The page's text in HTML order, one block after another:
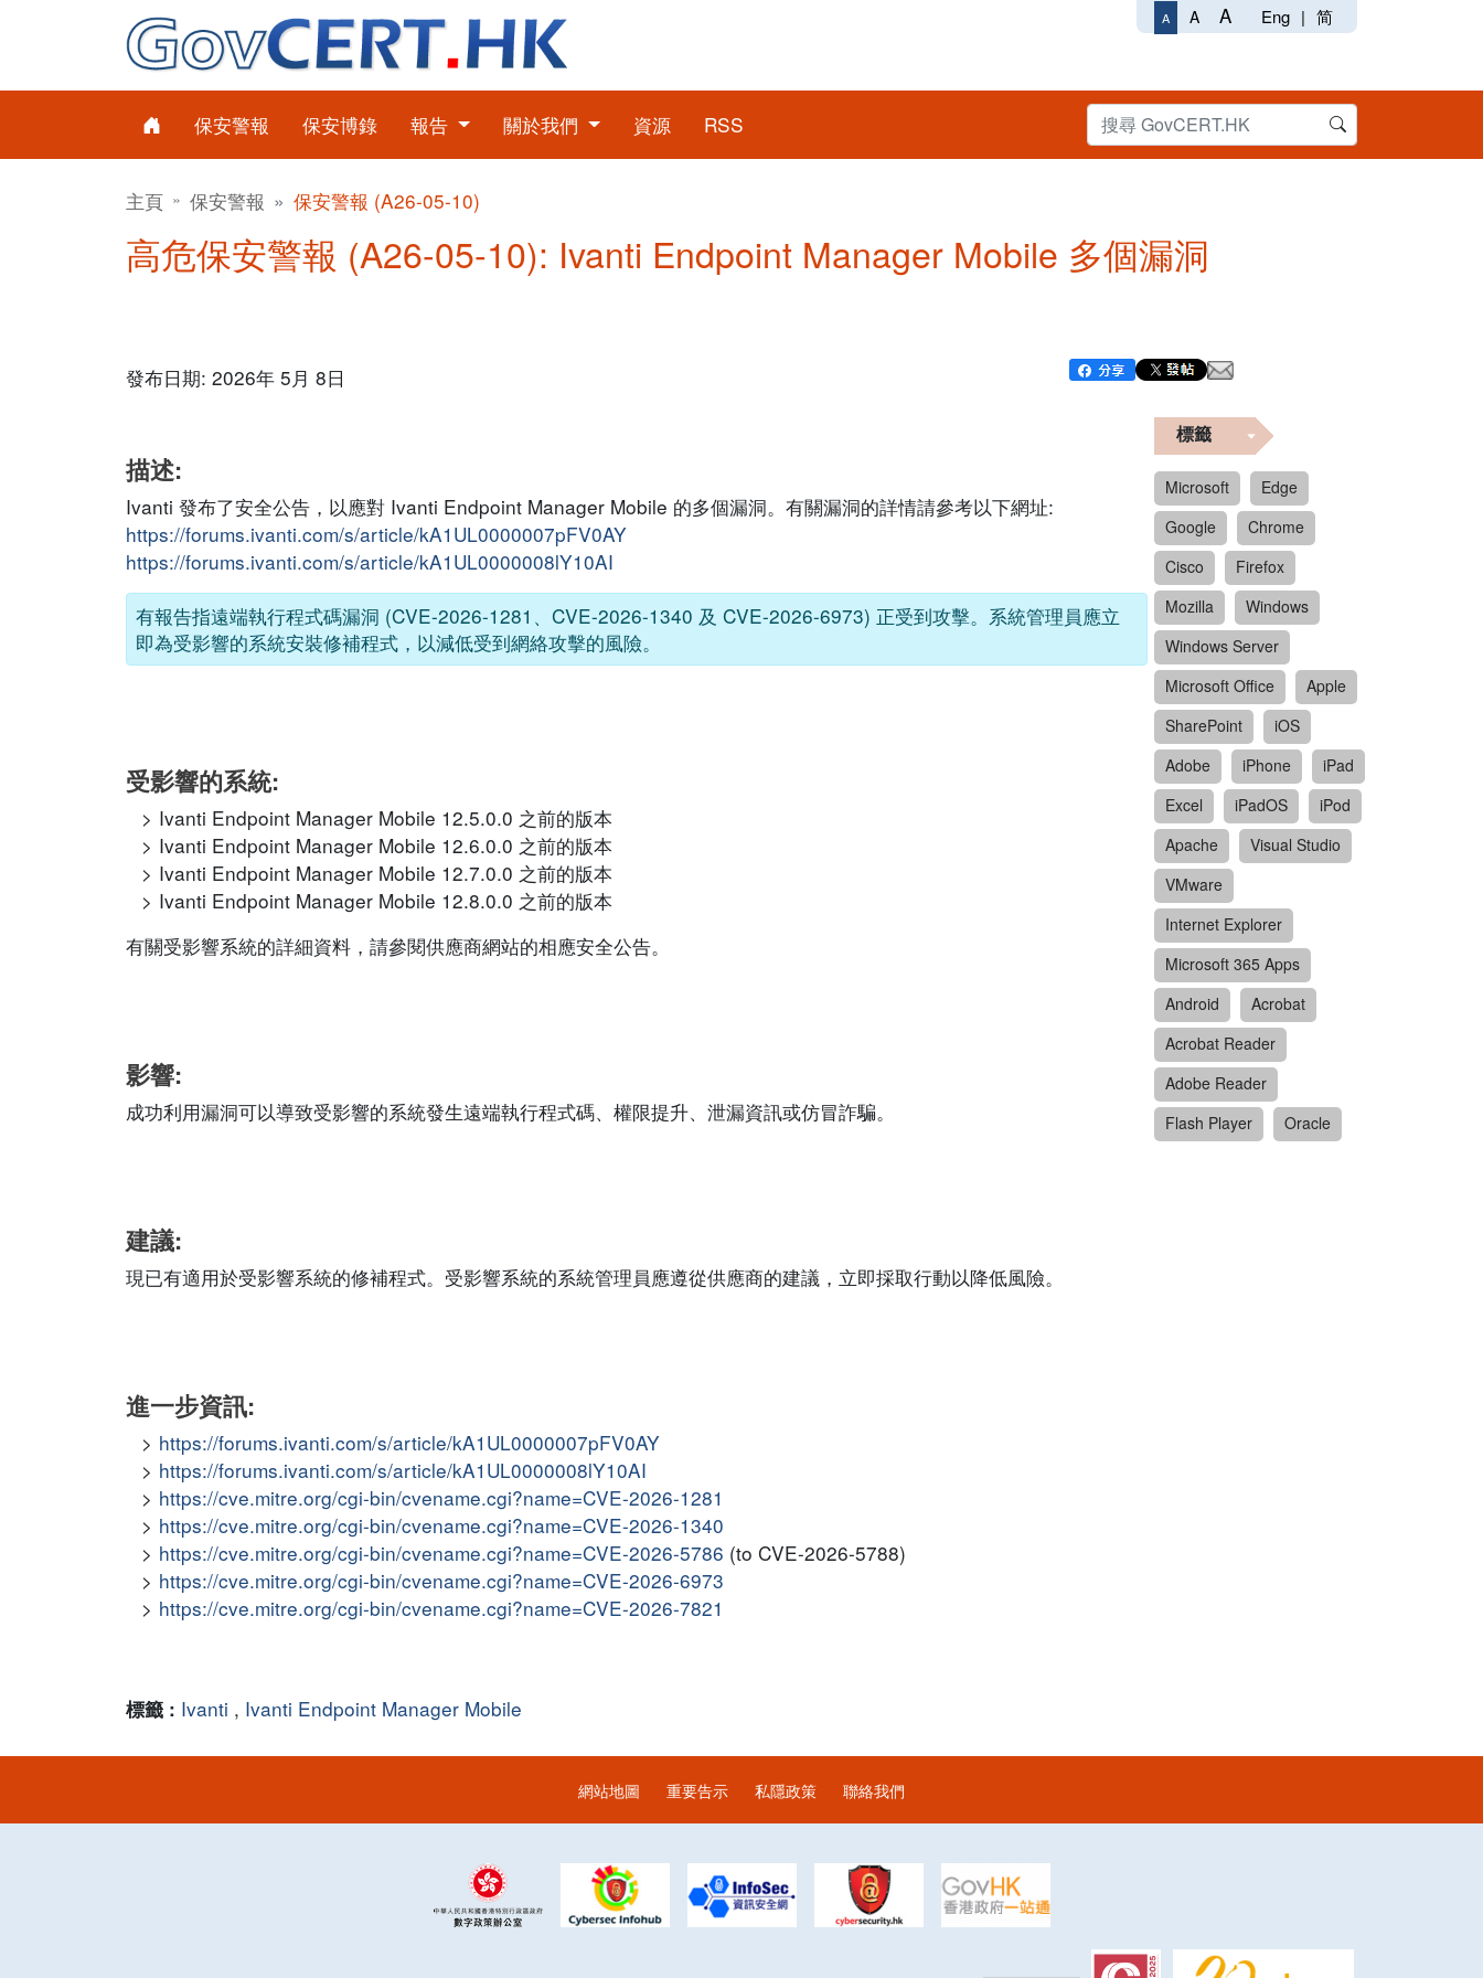
A A A Eng | 简
保安警報 保安博錄 報告 關於我們 資源 RSS
主頁 保安警報 保安警報 (A26-05-10)
高危保安警報 (A26-05-10): Ivanti Endpoint Manager Mobile 多個漏洞
發布日期: 2026年 5月 8日
描述:
Ivanti 發布了安全公告，以應對 Ivanti Endpoint Manager Mobile 的多個漏洞。有關漏洞的詳情請參考以下網址:
https://forums.ivanti.com/s/article/kA1UL0000007pFV0AY
https://forums.ivanti.com/s/article/kA1UL0000008lY10AI
有報告指遠端執行程式碼漏洞 (CVE-2026-1281、CVE-2026-1340 及 CVE-2026-6973) 正受到攻擊。系統管理員應立
即為受影響的系統安裝修補程式，以減低受到網絡攻擊的風險。
受影響的系統:
Ivanti Endpoint Manager Mobile 12.5.0.0 之前的版本
Ivanti Endpoint Manager Mobile 12.6.0.0 之前的版本
Ivanti Endpoint Manager Mobile 12.7.0.0 之前的版本
Ivanti Endpoint Manager Mobile 12.8.0.0 之前的版本
有關受影響系統的詳細資料，請參閱供應商網站的相應安全公告。
影響:
成功利用漏洞可以導致受影響的系統發生遠端執行程式碼、權限提升、泄漏資訊或仿冒詐騙。
建議:
現已有適用於受影響系統的修補程式。受影響系統的系統管理員應遵從供應商的建議，立即採取行動以降低風險。
進一步資訊:
https://forums.ivanti.com/s/article/kA1UL0000007pFV0AY
https://forums.ivanti.com/s/article/kA1UL0000008lY10AI
https://cve.mitre.org/cgi-bin/cvename.cgi?name=CVE-2026-1281
https://cve.mitre.org/cgi-bin/cvename.cgi?name=CVE-2026-1340
https://cve.mitre.org/cgi-bin/cvename.cgi?name=CVE-2026-5786 (to CVE-2026-5788)
https://cve.mitre.org/cgi-bin/cvename.cgi?name=CVE-2026-6973
https://cve.mitre.org/cgi-bin/cvename.cgi?name=CVE-2026-7821
標籤 : Ivanti , Ivanti Endpoint Manager Mobile
標籤
Microsoft
Edge
Google
Chrome
Cisco
Firefox
Mozilla
Windows
Windows Server
Microsoft Office
Apple
SharePoint
iOS
Adobe
iPhone
iPad
Excel
iPadOS
iPod
Apache
Visual Studio
VMware
Internet Explorer
Microsoft 365 Apps
Android
Acrobat
Acrobat Reader
Adobe Reader
Flash Player
Oracle
網站地圖 重要告示 私隱政策 聯絡我們